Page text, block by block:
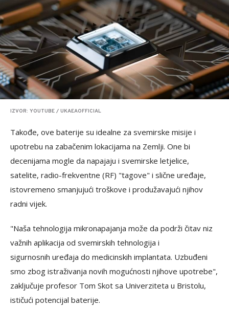
IZVOR: YOUTUBE / UKAEAOFFICIAL
Takođe, ove baterije su idealne za svemirske misije i
upotrebu na zabačenim lokacijama na Zemlji. One bi
decenijama mogle da napajaju i svemirske letjelice,
satelite, radio-frekventne (RF) "tagove" i slične uređaje,
istovremeno smanjujući troškove i produžavajući njihov
radni vijek.
"Naša tehnologija mikronapajanja može da podrži čitav niz
važnih aplikacija od svemirskih tehnologija i
sigurnosnih uređaja do medicinskih implantata. Uzbuđeni
smo zbog istraživanja novih mogućnosti njihove upotrebe",
zaključuje profesor Tom Skot sa Univerziteta u Bristolu,
ističući potencijal baterije.